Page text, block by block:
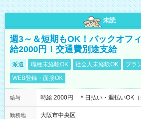
未読
週3～＆短期もOK！バックオフ
給2000円！交通費別途支給
派遣 職種未経験OK 社会人未経験OK
ブラ
WEB登録・面接OK
給与 時給 2000円 ＊日払い・週払いOK（
勤務地
大阪市中央区